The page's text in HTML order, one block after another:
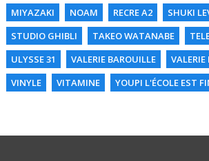
MIYAZAKI
NOAM RECRE A2
SHUKI
STUDIO GHIBLI
TAKEO WATANABE
ULYSSE 31
VALERIE BAROUILLE
VINYLE
VITAMINE YOUPI L'ÉCOLE EST